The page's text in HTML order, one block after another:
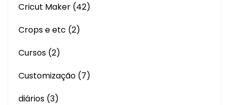
Cricut Maker (42)
Crops e etc (2)
Cursos (2)
Customização (7)
diários (3)